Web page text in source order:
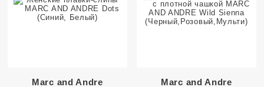
Marc and Andre Marc and Andre